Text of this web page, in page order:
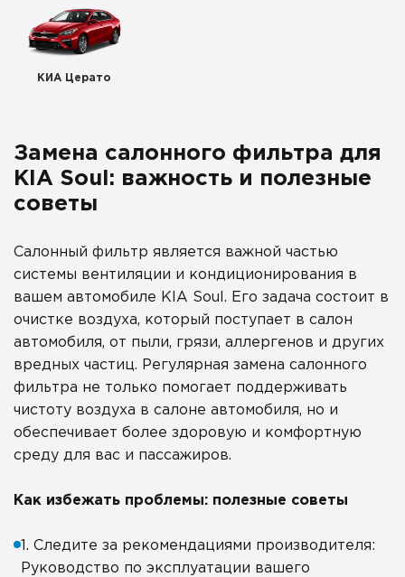
КИА Церато
Замена салонного фильтра для
KIA Soul: важность и полезные
советы
Салонный фильтр является важной частью
системы вентиляции и кондиционирования в
вашем автомобиле KIA Soul. Его задача состоит в
очистке воздуха, который поступает в салон
автомобиля, от пыли, грязи, аллергенов и других
вредных частиц. Регулярная замена салонного
фильтра не только помогает поддерживать
чистоту воздуха в салоне автомобиля, но и
обеспечивает более здоровую и комфортную
среду для вас и пассажиров.
Как избежать проблемы: полезные советы
1. Следите за рекомендациями производителя:
Руководство по эксплуатации вашего